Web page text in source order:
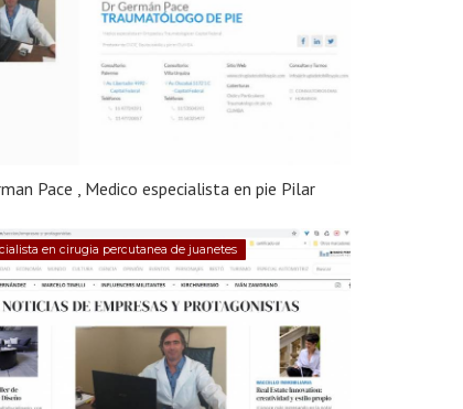
Pace , Medico especialista en pie Pilar
en cirugia percutanea de juanetes